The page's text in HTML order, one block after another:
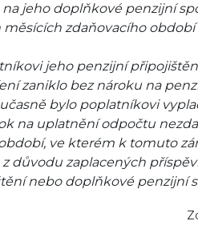
jeho doplňkové penzijní
zdaňovacího
jeho penzijní
zaniklo bez nároku na
bylo poplatníkovi
na uplatnění odpočtu
ve kterém k tomuto
důvodu zaplacených
nebo doplňkové penzijní